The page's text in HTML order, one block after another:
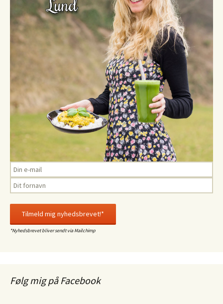
*Nyhedsbrevet bliver sendt via Mailchimp
Følg mig på Facebook